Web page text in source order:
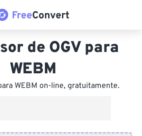
de OGV para
WEBM
WEBM on-line, gratuitamente.